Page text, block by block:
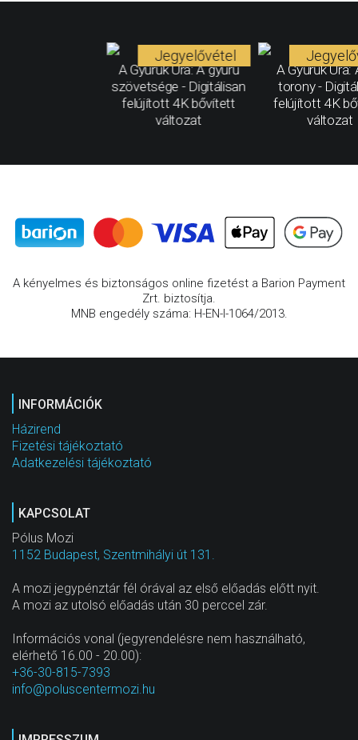
A Gyűrűk Ura: A gyűrű
szövetsége - Digitálisan
felújított 4K bővített
változat
Jegyelővétel
A Gyűrűk Ura:
torony -
felújított 4K
változat
A kényelmes és biztonságos online fizetést a Barion Payment
Zrt. biztosítja.
MNB engedély száma: H-EN-I-1064/2013.
INFORMÁCIÓK
Házirend
Fizetési tájékoztató
Adatkezelési tájékoztató
KAPCSOLAT
Pólus Mozi
1152 Budapest, Szentmihályi út 131.
A mozi jegypénztár fél órával az első előadás előtt nyit.
A mozi az utolsó előadás után 30 perccel zár.
Információs vonal (jegyrendelésre nem használható,
elérhető 16.00 - 20.00):
+36-30-815-7393
info@poluscentermozi.hu